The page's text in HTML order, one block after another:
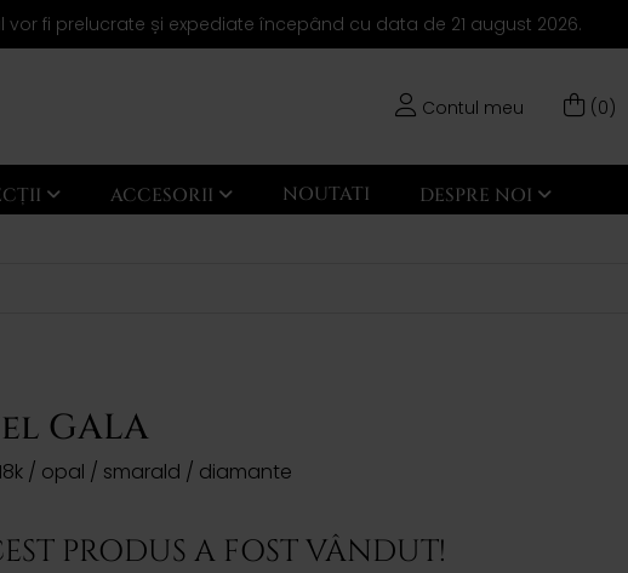
fi prelucrate și expediate începând cu data de 21 august 2026.
Contul meu (0)
ACCESORII NOUTATI DESPRE NOI
GALA
/ opal / smarald / diamante
PRODUS A FOST VÂNDUT!